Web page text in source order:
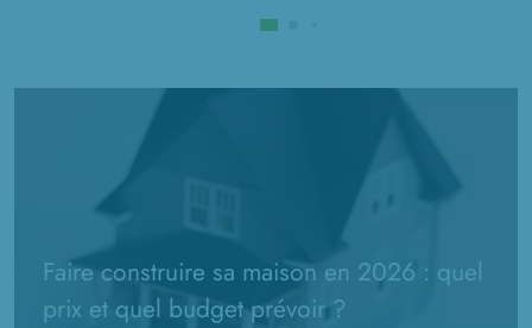
Faire construire sa maison en 2026 : quel
prix et quel budget prévoir ?